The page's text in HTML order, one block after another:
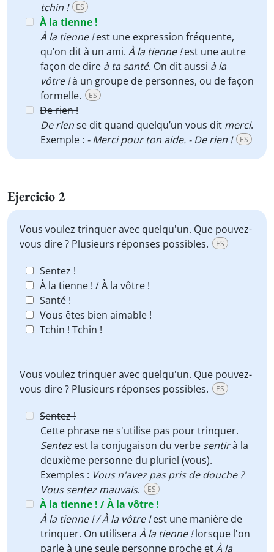
tchin !
ES
À la tienne !
À la tienne !est une expression fréquente,
qu’on dit à un ami. À la tienne !est une autre
façon de dire à ta santé. On dit aussi à la
vôtre !à un groupe de personnes, ou de façon
formelle.
ES
De rien !
De riense dit quand quelqu’un vous dit merci.
Exemple : - Merci pour ton aide. - De rien ! ES
Ejercicio 2
Vous voulez trinquer avec quelqu'un. Que pouvez-
vous dire ? Plusieurs réponses possibles.
ES
Sentez !
À la tienne ! / À la vôtre !
Santé !
Vous êtes bien aimable !
Tchin ! Tchin !
Vous voulez trinquer avec quelqu'un. Que pouvez-
vous dire ? Plusieurs réponses possibles.
ES
Sentez !
Cette phrase ne s'utilise pas pour trinquer.
Sentezest la conjugaison du verbe sentirà la
deuxième personne du pluriel (vous).
Exemples : Vous n'avez pas pris de douche ?
Vous sentez mauvais. ES
À la tienne ! / À la vôtre !
À la tienne ! / À la vôtre !est une manière de
trinquer. On utilisera À la tienne !lorsque l'on
parle à une seule personne proche etÀ la